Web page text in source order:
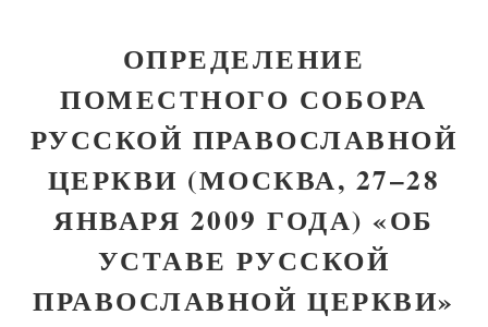
ОПРЕДЕЛЕНИЕ
ПОМЕСТНОГО СОБОРА
РУССКОЙ ПРАВОСЛАВНОЙ
ЦЕРКВИ (МОСКВА, 27–28
ЯНВАРЯ 2009 ГОДА) «ОБ
УСТАВЕ РУССКОЙ
ПРАВОСЛАВНОЙ ЦЕРКВИ»